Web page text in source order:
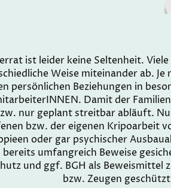
ist leider keine Seltenheit.
Weise miteinander ab.
persönlichen Beziehungen in
Damit der
nur geplant streitbar abläuft.
bzw. der eigenen Kripoarbeit
oder gar psychischer
umfangreich Beweise
und ggf. BGH als Beweismittel
bzw. Zeugen